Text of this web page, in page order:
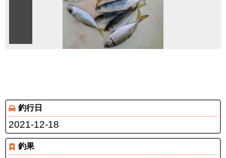
釣行日
2021-12-18
釣果